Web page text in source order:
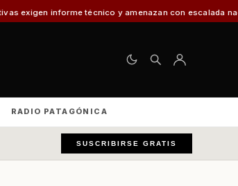
y amenazan con escalada nacional El 30% de
RADIO PATAGÓNICA
SUSCRIBIRSE GRATIS